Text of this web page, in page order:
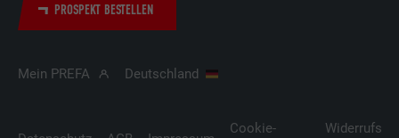
PROSPEKT BESTELLEN
Mein PREFA Deutschland
Cookie-